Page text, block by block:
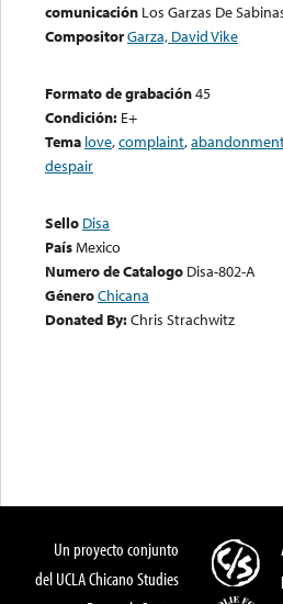
comunicación Los Garzas De
CompositorGarza, David Vike
Formato de grabación45
Condición: E+
Tema love,complaint,
despair
Sello Disa
PaísMexico
Numero de Catalogo Disa-802-A
GéneroChicana
Donated By:Chris Strachwitz
Un proyecto conjunto
del UCLA Chicano Studies